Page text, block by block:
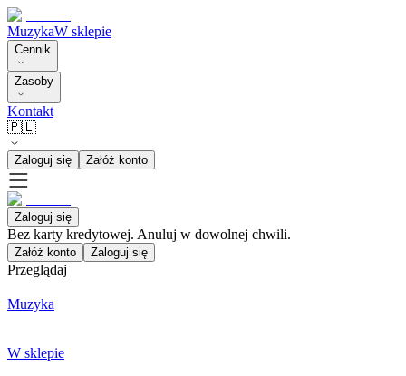
MuzykaW sklepie
Cennik
Zasoby
Kontakt
🇵🇱
Zaloguj się Załóż konto
Zaloguj się
Bez karty kredytowej. Anuluj w dowolnej chwili.
Załóż konto Zaloguj się
Przeglądaj
Muzyka
W sklepie